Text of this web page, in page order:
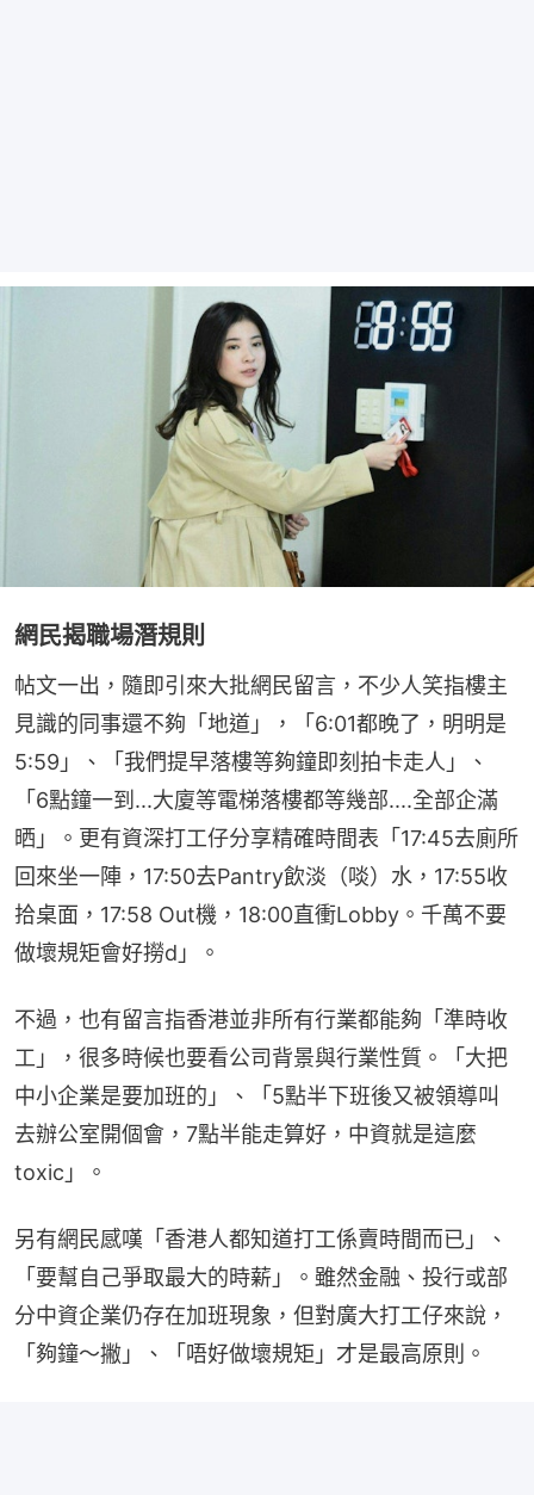
網民揭職場潛規則
帖文一出，隨即引來大批網民留言，不少人笑指樓主
見識的同事還不夠「地道」，「6:01都晚了，明明是
5:59」、「我們提早落樓等夠鐘即刻拍卡走人」、
「6點鐘一到...大廈等電梯落樓都等幾部....全部企滿
晒」。更有資深打工仔分享精確時間表「17:45去廁所
回來坐一陣，17:50去Pantry飲淡（啖）水，17:55收
拾桌面，17:58 Out機，18:00直衝Lobby。千萬不要
做壞規矩會好撈d」。
不過，也有留言指香港並非所有行業都能夠「準時收
工」，很多時候也要看公司背景與行業性質。「大把
中小企業是要加班的」、「5點半下班後又被領導叫
去辦公室開個會，7點半能走算好，中資就是這麼
toxic」。
另有網民感嘆「香港人都知道打工係賣時間而已」、
「要幫自己爭取最大的時薪」。雖然金融、投行或部
分中資企業仍存在加班現象，但對廣大打工仔來說，
「夠鐘～撇」、「唔好做壞規矩」才是最高原則。